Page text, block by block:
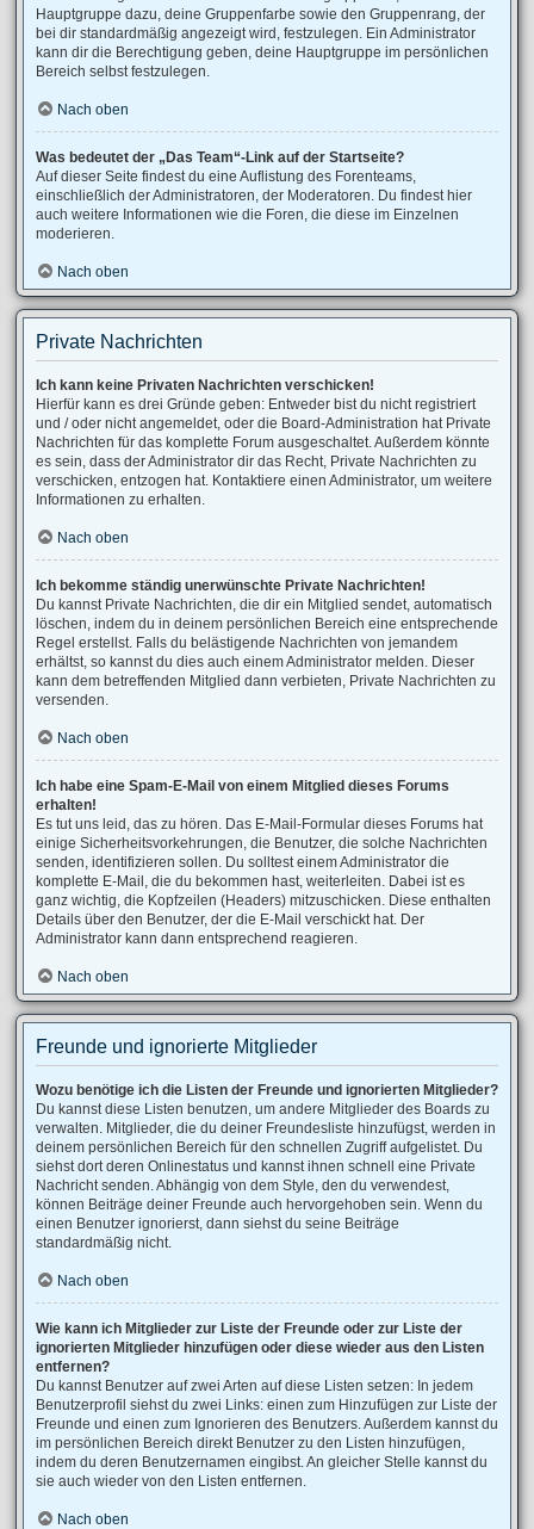
Hauptgruppe dazu, deine Gruppenfarbe sowie den Gruppenrang, der
bei dir standardmäßig angezeigt wird, festzulegen. Ein Administrator
kann dir die Berechtigung geben, deine Hauptgruppe im persönlichen
Bereich selbst festzulegen.
Nach oben
Was bedeutet der „Das Team“-Link auf der Startseite?
Auf dieser Seite findest du eine Auflistung des Forenteams,
einschließlich der Administratoren, der Moderatoren. Du findest hier
auch weitere Informationen wie die Foren, die diese im Einzelnen
moderieren.
Nach oben
Private Nachrichten
Ich kann keine Privaten Nachrichten verschicken!
Hierfür kann es drei Gründe geben: Entweder bist du nicht registriert
und / oder nicht angemeldet, oder die Board-Administration hat Private
Nachrichten für das komplette Forum ausgeschaltet. Außerdem könnte
es sein, dass der Administrator dir das Recht, Private Nachrichten zu
verschicken, entzogen hat. Kontaktiere einen Administrator, um weitere
Informationen zu erhalten.
Nach oben
Ich bekomme ständig unerwünschte Private Nachrichten!
Du kannst Private Nachrichten, die dir ein Mitglied sendet, automatisch
löschen, indem du in deinem persönlichen Bereich eine entsprechende
Regel erstellst. Falls du belästigende Nachrichten von jemandem
erhältst, so kannst du dies auch einem Administrator melden. Dieser
kann dem betreffenden Mitglied dann verbieten, Private Nachrichten zu
versenden.
Nach oben
Ich habe eine Spam-E-Mail von einem Mitglied dieses Forums
erhalten!
Es tut uns leid, das zu hören. Das E-Mail-Formular dieses Forums hat
einige Sicherheitsvorkehrungen, die Benutzer, die solche Nachrichten
senden, identifizieren sollen. Du solltest einem Administrator die
komplette E-Mail, die du bekommen hast, weiterleiten. Dabei ist es
ganz wichtig, die Kopfzeilen (Headers) mitzuschicken. Diese enthalten
Details über den Benutzer, der die E-Mail verschickt hat. Der
Administrator kann dann entsprechend reagieren.
Nach oben
Freunde und ignorierte Mitglieder
Wozu benötige ich die Listen der Freunde und ignorierten Mitglieder?
Du kannst diese Listen benutzen, um andere Mitglieder des Boards zu
verwalten. Mitglieder, die du deiner Freundesliste hinzufügst, werden in
deinem persönlichen Bereich für den schnellen Zugriff aufgelistet. Du
siehst dort deren Onlinestatus und kannst ihnen schnell eine Private
Nachricht senden. Abhängig von dem Style, den du verwendest,
können Beiträge deiner Freunde auch hervorgehoben sein. Wenn du
einen Benutzer ignorierst, dann siehst du seine Beiträge
standardmäßig nicht.
Nach oben
Wie kann ich Mitglieder zur Liste der Freunde oder zur Liste der
ignorierten Mitglieder hinzufügen oder diese wieder aus den Listen
entfernen?
Du kannst Benutzer auf zwei Arten auf diese Listen setzen: In jedem
Benutzerprofil siehst du zwei Links: einen zum Hinzufügen zur Liste der
Freunde und einen zum Ignorieren des Benutzers. Außerdem kannst du
im persönlichen Bereich direkt Benutzer zu den Listen hinzufügen,
indem du deren Benutzernamen eingibst. An gleicher Stelle kannst du
sie auch wieder von den Listen entfernen.
Nach oben